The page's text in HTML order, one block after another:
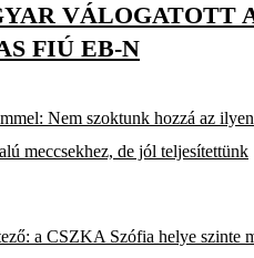
VÁLOGATOTT
FIÚ EB-N
Nem szoktunk hozzá az ilyen
meccsekhez, de jól teljesítettünk
a CSZKA Szófia helye szinte